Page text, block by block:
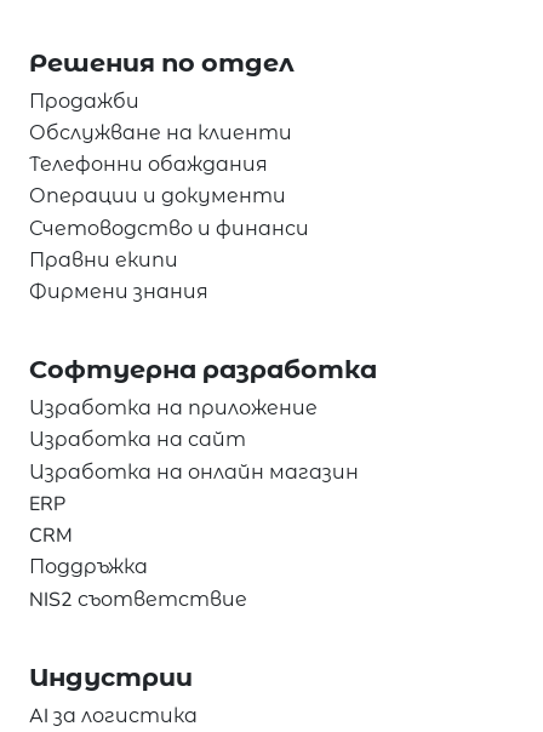
Решения по отдел
Продажби
Обслужване на клиенти
Телефонни обаждания
Операции и документи
Счетоводство и финанси
Правни екипи
Фирмени знания
Софтуерна разработка
Изработка на приложение
Изработка на сайт
Изработка на онлайн магазин
ERP
CRM
Поддръжка
NIS2 съответствие
Индустрии
AI за логистика